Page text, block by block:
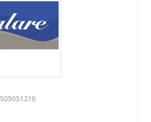
S05051210